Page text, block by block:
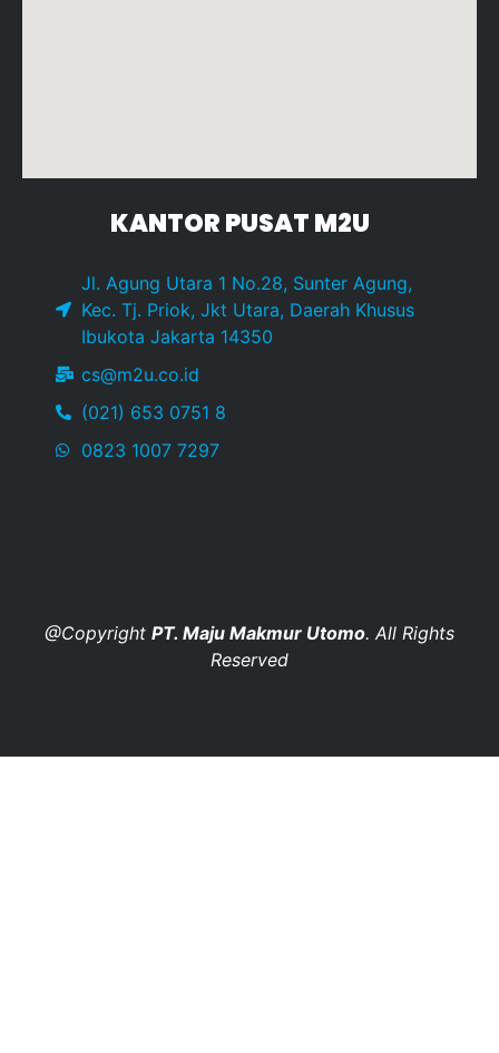
KANTOR PUSAT M2U
Jl. Agung Utara 1 No.28, Sunter Agung,
Kec. Tj. Priok, Jkt Utara, Daerah Khusus
Ibukota Jakarta 14350
cs@m2u.co.id
(021) 653 0751 8
0823 1007 7297
@Copyright PT. Maju Makmur Utomo. All Rights
Reserved